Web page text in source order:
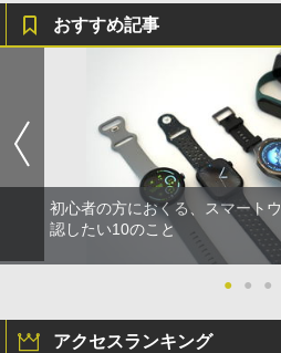
おすすめ記事
初心者の方におくる、スマート
認したい10のこと
● ● ●
アクセスランキング